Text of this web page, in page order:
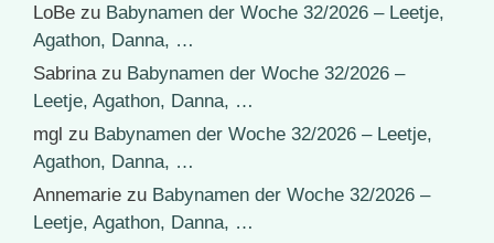
LoBe zu Babynamen der Woche 32/2026 – Leetje,
Agathon, Danna, …
Sabrinazu Babynamen der Woche 32/2026 –
Leetje, Agathon, Danna, …
mgl zu Babynamen der Woche 32/2026 – Leetje,
Agathon, Danna, …
Annemarie zu Babynamen der Woche 32/2026 –
Leetje, Agathon, Danna, …